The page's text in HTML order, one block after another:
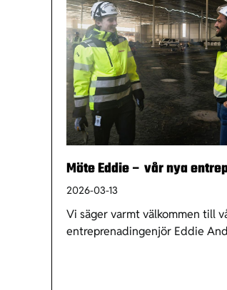
Möte Eddie – vår nya
2026-03-13
Vi säger varmt välkommen till
entreprenadingenjör Eddie